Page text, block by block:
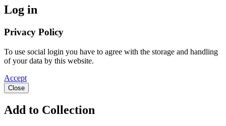
Log in
Privacy Policy
To use social login you have to agree with the storage and handling
of your data by this website.
Accept
Close
Add to Collection